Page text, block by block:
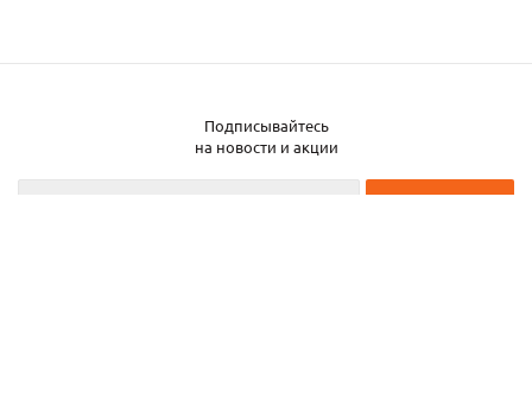
Подписывайтесь
на новости и акции